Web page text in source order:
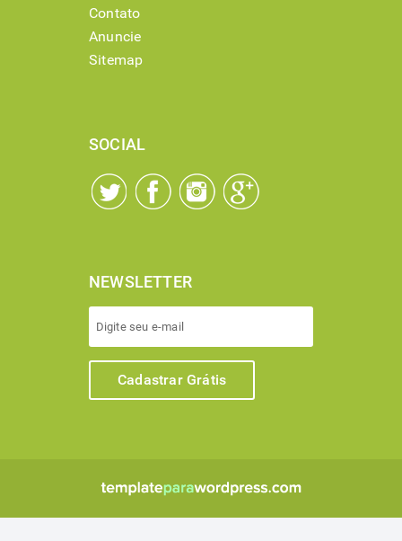
Contato
Anuncie
Sitemap
SOCIAL
NEWSLETTER